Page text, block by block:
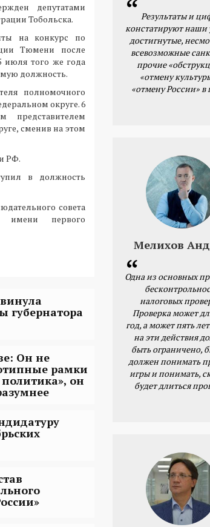
депутатами
Тобольска.
на конкурс по
Тюмени после
июля того же года
должность.
полномочного
округе. 6
представителем
сменив на этом
РФ.
в должность
совета
имени первого
губернатора
Он не
рамки
он
Результаты и
констатируют наши
достигнутые,
всевозможные
прочие
«отмену
«отмену России» в
Мелихов
Одна из основных
налоговых
Проверка может
год, а может пять
на эти действия
быть ограничено,
должен понимать
игры и понимать,
будет длиться